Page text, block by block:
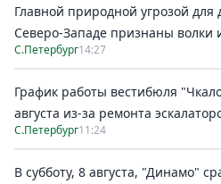
Главной природной угрозой
Северо-Западе признаны волки
С.Петербург14:27
График работы вестибюля
августа из-за ремонта
С.Петербург11:24
В субботу, 8 августа, "Динамо"